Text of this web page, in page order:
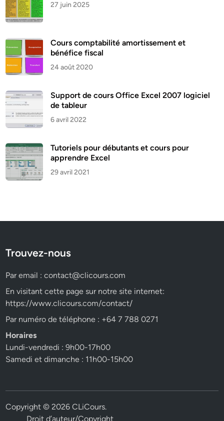
27 juin 2025
Cours comptabilité amortissement et
bénéfice fiscal
24 août 2020
Support de cours Office Excel 2007 logiciel
de tableur
6 avril 2022
Tutoriels pour débutants et cours pour
apprendre Excel
29 avril 2021
Trouvez-nous
Par email :contact@clicours.com
En visitant cette page sur notre site internet:
https://www.clicours.com/contact/
Par numéro de téléphone : +64 7 788 0271
Horaires
Lundi-vendredi : 9h00-17h00
Samedi et dimanche : 11h00-15h00
Copyright © 2026CLiCours.
Droit d’auteur/Copyright